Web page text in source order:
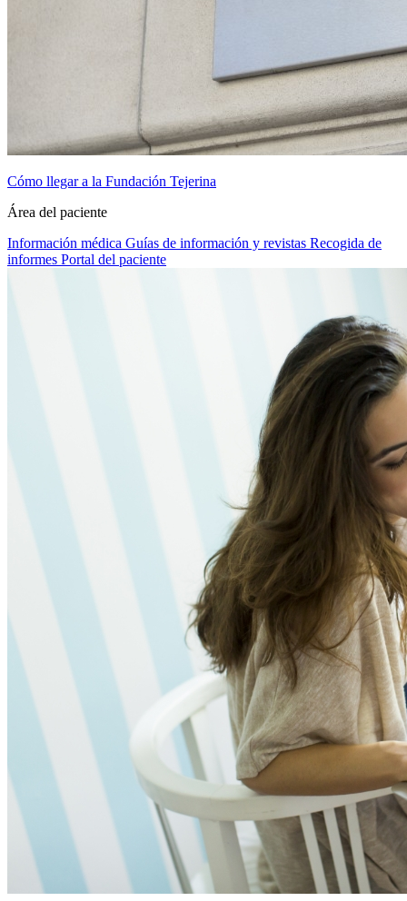
Cómo llegar a la Fundación Tejerina
Área del paciente
Información médica Guías de información y revistas Recogida de
informes Portal del paciente